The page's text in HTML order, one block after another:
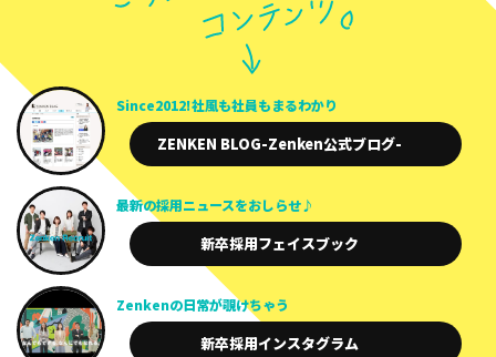
Since2012!社風も社員もまるわかり
ZENKEN BLOG-Zenken公式ブログ-
最新の採用ニュースをおしらせ♪
新卒採用フェイスブック
Zenkenの日常が覗けちゃう
新卒採用インスタグラム